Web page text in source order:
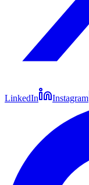
LinkedIn Instagram